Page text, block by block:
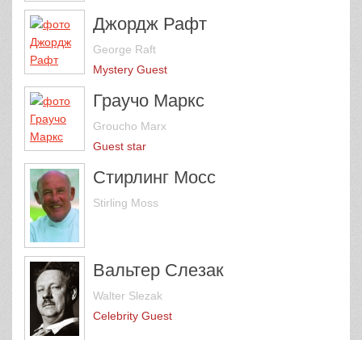
Джордж Рафт
George Raft
Mystery Guest
Граучо Маркс
Groucho Marx
Guest star
Стирлинг Мосс
Stirling Moss
Вальтер Слезак
Walter Slezak
Celebrity Guest